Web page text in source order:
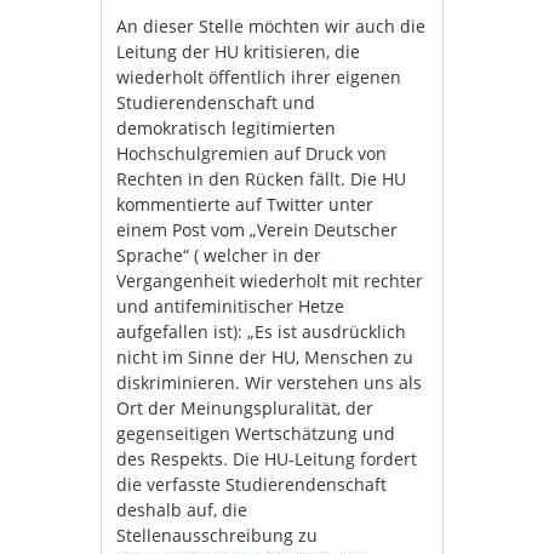
An dieser Stelle möchten wir auch die
Leitung der HU kritisieren, die
wiederholt öffentlich ihrer eigenen
Studierendenschaft und
demokratisch legitimierten
Hochschulgremien auf Druck von
Rechten in den Rücken fällt. Die HU
kommentierte auf Twitter unter
einem Post vom „Verein Deutscher
Sprache“ ( welcher in der
Vergangenheit wiederholt mit rechter
und antifeminitischer Hetze
aufgefallen ist): „Es ist ausdrücklich
nicht im Sinne der HU, Menschen zu
diskriminieren. Wir verstehen uns als
Ort der Meinungspluralität, der
gegenseitigen Wertschätzung und
des Respekts. Die HU-Leitung fordert
die verfasste Studierendenschaft
deshalb auf, die
Stellenausschreibung zu